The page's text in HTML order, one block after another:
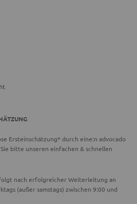
Ersteinschätzung* durch eine:n advocado
bitte unseren einfachen & schnellen
nach erfolgreicher Weiterleitung an
(außer samstags) zwischen 9:00 und